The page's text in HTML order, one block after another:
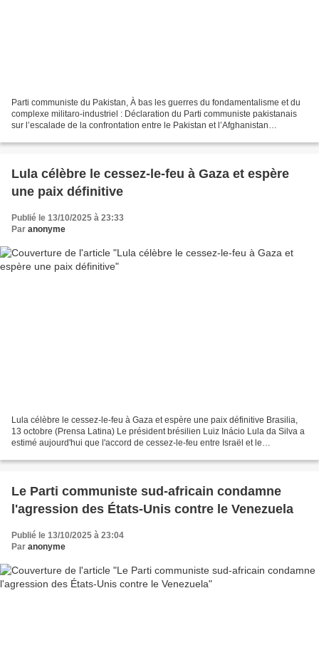
Parti communiste du Pakistan, À bas les guerres du fondamentalisme et du
complexe militaro-industriel : Déclaration du Parti communiste pakistanais
sur l’escalade de la confrontation entre le Pakistan et l’Afghanistan
Lula célèbre le cessez-le-feu à Gaza et espère
une paix définitive
Publié le 13/10/2025 à 23:33
Par anonyme
Lula célèbre le cessez-le-feu à Gaza et espère une paix définitive Brasilia,
13 octobre (Prensa Latina) Le président brésilien Luiz Inácio Lula da Silva a
estimé aujourd'hui que l'accord de cessez-le-feu entre Israël et le
Le Parti communiste sud-africain condamne
l'agression des États-Unis contre le Venezuela
Publié le 13/10/2025 à 23:04
Par anonyme